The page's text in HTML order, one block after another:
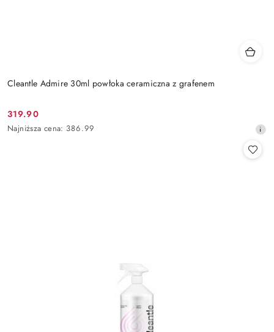
Cleantle Admire 30ml powłoka ceramiczna z grafenem
Cena
promocyjna:
319.90
Najniższa
Najniższa cena: 386.99